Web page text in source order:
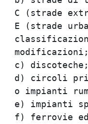
C (strade
E (strade
c)
d) circoli
o
e)
f)